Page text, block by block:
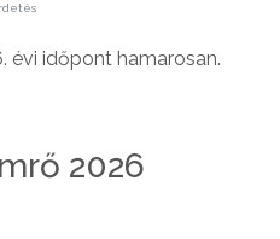
évi időpont hamarosan.
2026